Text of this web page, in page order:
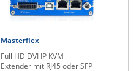
Masterflex
Full HD DVI IP KVM
Extender mit RJ45 oder SFP